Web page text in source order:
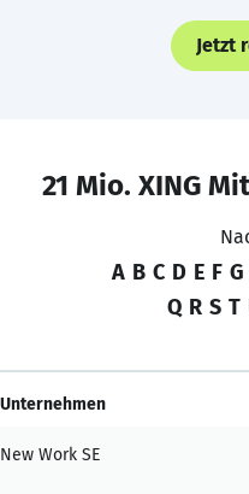
Jetzt
21 Mio. XING
A B C D E F G
Q R S T
Unternehmen
New Work SE